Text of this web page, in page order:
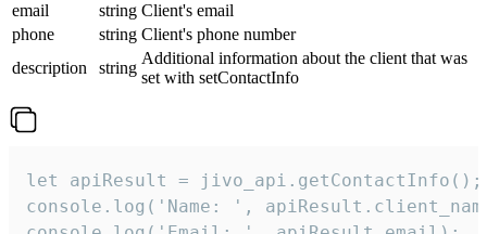
email
string Client's email
phone
string Client's phone number
description
string
Additional information about the client that was
set with setContactInfo
let apiResult = jivo_api.getContactInfo();
console.log('Name: ',